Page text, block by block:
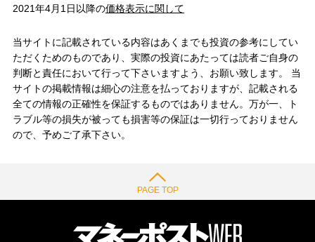
2021年4月1日以降の価格表示に関して
当サイトに記載されている内容はあくまでも投資の参考にしてい
ただくためのものであり、実際の投資にあたっては読者ご自身の
判断と責任において行って下さいますよう、お願い致します。 当
サイトの掲載情報は細心の注意を払っておりますが、記載される
全ての情報の正確性を保証するものではありません。万が一、ト
ラブル等の損失が被っても損害等の保証は一切行っておりません
ので、予めご了承下さい。
PAGE TOP